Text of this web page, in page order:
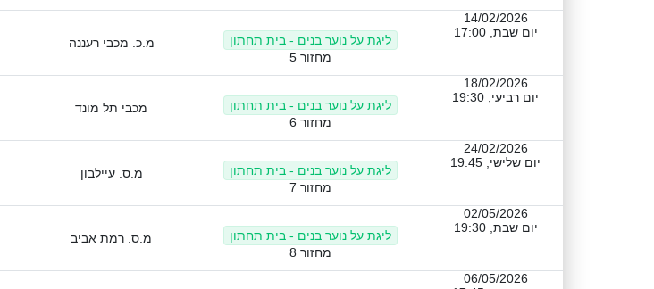
14/02/2026
יום שבת, 17:00
ליגת על נוער בנים - בית תחתון
מחזור 5
מ.כ. מכבי רעננה
18/02/2026
יום רביעי, 19:30
ליגת על נוער בנים - בית תחתון
מחזור 6
מכבי תל מונד
24/02/2026
יום שלישי, 19:45
ליגת על נוער בנים - בית תחתון
מחזור 7
מ.ס. עיילבון
02/05/2026
יום שבת, 19:30
ליגת על נוער בנים - בית תחתון
מחזור 8
מ.ס. רמת אביב
06/05/2026